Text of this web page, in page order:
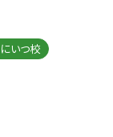
いつ校